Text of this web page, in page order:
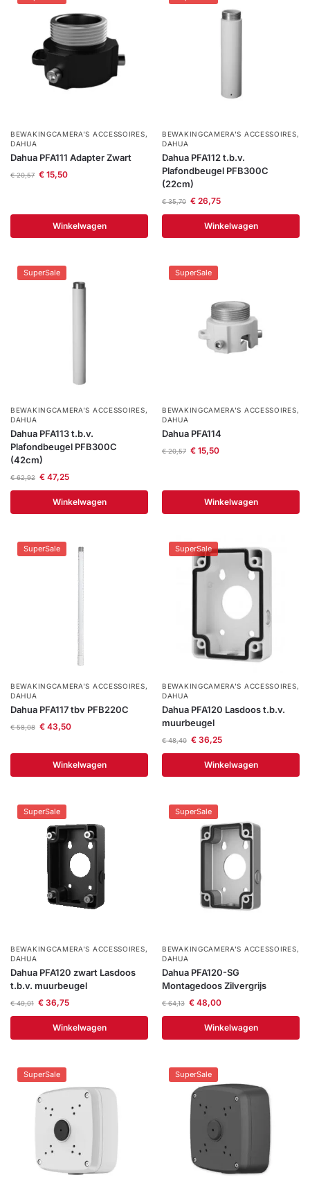
BEWAKINGCAMERA'S ACCESSOIRES,
DAHUA
Dahua PFA111 Adapter Zwart
€20,57 €15,50
Winkelwagen
BEWAKINGCAMERA'S ACCESSOIRES,
DAHUA
Dahua PFA112 t.b.v.
Plafondbeugel PFB300C
(22cm)
€35,70 €26,75
Winkelwagen
SuperSale
BEWAKINGCAMERA'S ACCESSOIRES,
DAHUA
Dahua PFA113 t.b.v.
Plafondbeugel PFB300C
(42cm)
€62,92 €47,25
Winkelwagen
SuperSale
BEWAKINGCAMERA'S ACCESSOIRES,
DAHUA
Dahua PFA114
€20,57 €15,50
Winkelwagen
SuperSale
BEWAKINGCAMERA'S ACCESSOIRES,
DAHUA
Dahua PFA117 tbv PFB220C
€58,08 €43,50
Winkelwagen
SuperSale
BEWAKINGCAMERA'S ACCESSOIRES,
DAHUA
Dahua PFA120 Lasdoos t.b.v.
muurbeugel
€48,40 €36,25
Winkelwagen
SuperSale
BEWAKINGCAMERA'S ACCESSOIRES,
DAHUA
Dahua PFA120 zwart Lasdoos
t.b.v. muurbeugel
€49,01 €36,75
Winkelwagen
SuperSale
BEWAKINGCAMERA'S ACCESSOIRES,
DAHUA
Dahua PFA120-SG
Montagedoos Zilvergrijs
€64,13 €48,00
Winkelwagen
SuperSale SuperSale